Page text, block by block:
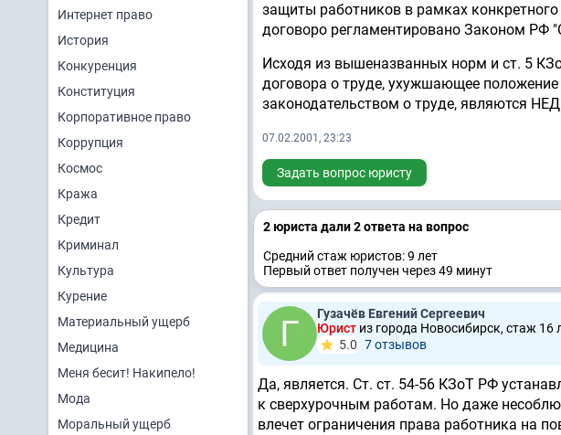
Интернет право
История
Конкуренция
Конституция
Корпоративное право
Коррупция
Космос
Кража
Кредит
Криминал
Культура
Курение
Материальный ущерб
Медицина
Меня бесит! Накипело!
Мода
Моральный ущерб
защиты работников в рамках
договоро регламентировано Законом РФ
Исходя из вышеназванных норм и ст. 5
договора о труде, ухужшающее
законодательством о труде, являются
07.02.2001, 23:23
Задать вопрос юристу
2 юристa дали 2 ответa на вопрос
Средний стаж юристов: 9 лет
Первый ответ получен через 49 минут
Гузачёв Евгений Сергеевич
Юрист из города Новосибирск, стаж 16
5.0 7 отзывов
Да, является. Ст. ст. 54-56 КЗоТ РФ
к сверхурочным работам. Но даже
влечет ограничения права работника на